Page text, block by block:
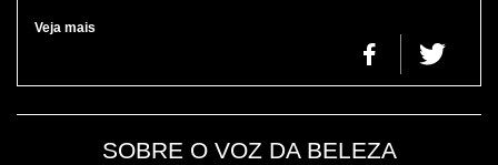
Veja mais
SOBRE O VOZ DA BELEZA